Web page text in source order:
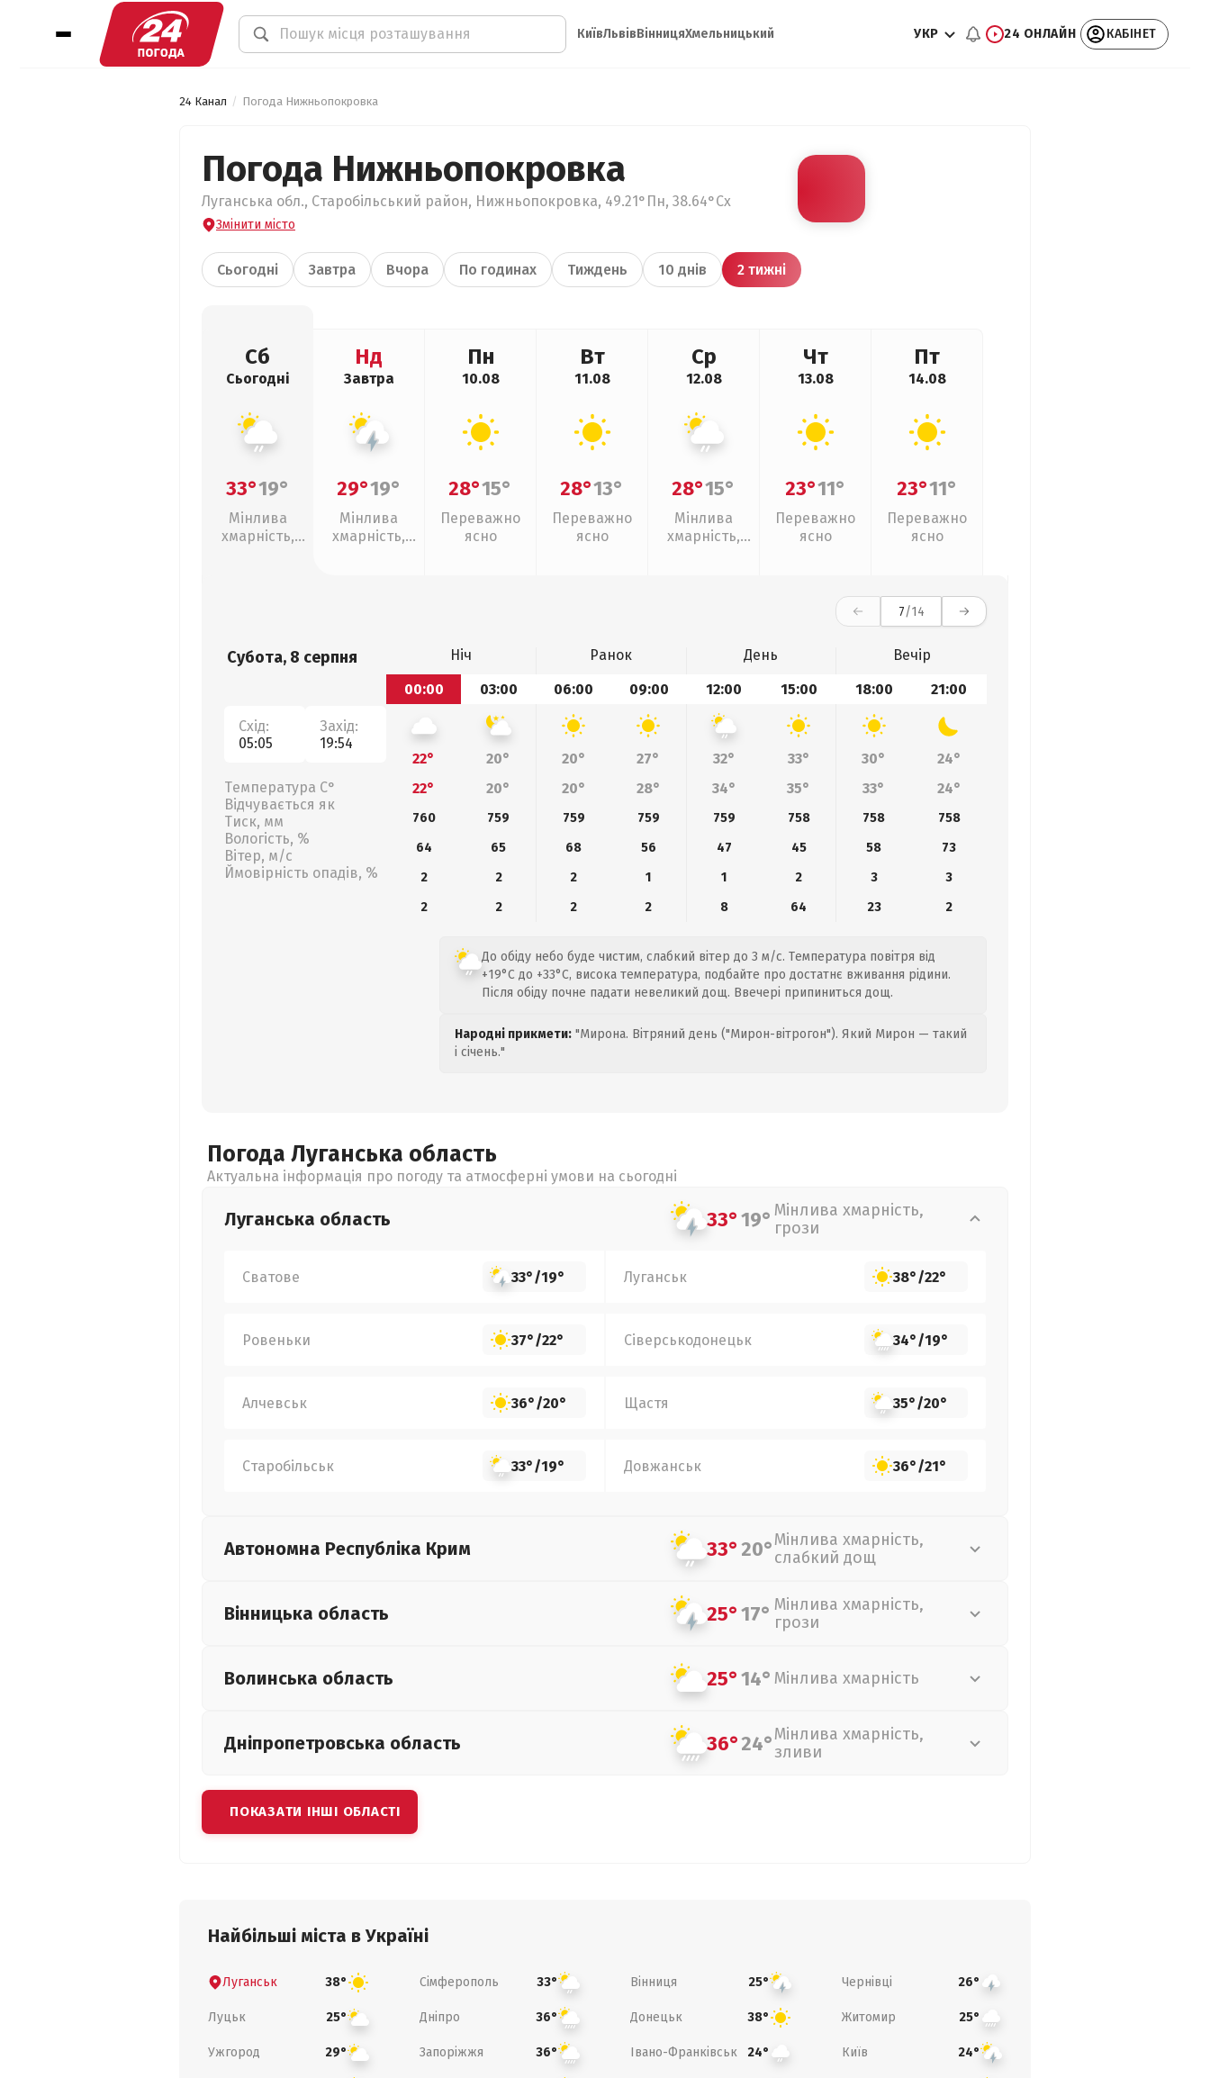
КиївЛьвівВінницяХмельницький УКР 24 ОНЛАЙН КАБІНЕТ
24 Канал Погода Нижньопокровка
Погода Нижньопокровка
Луганська обл., Старобільський район, Нижньопокровка, 49.21°Пн, 38.64°Сх
Змінити місто
Сьогодні Завтра Вчора По годинах Тиждень 10 днів 2 тижні
Сб
Сьогодні
33°19°
Мінлива
хмарність,
Нд
Завтра
29°19°
Мінлива
хмарність,
Пн
10.08
28°15°
Переважно
ясно
Вт
11.08
28°13°
Переважно
ясно
Ср
12.08
28°15°
Мінлива
хмарність,
Чт
13.08
23°11°
Переважно
ясно
Пт
14.08
23°11°
Переважно
ясно
7/14
Субота, 8 серпня
Схід:
05:05
Захід:
19:54
Температура С°
Відчувається як
Тиск, мм
Вологість, %
Вітер, м/с
Ймовірність опадів, %
Ніч Ранок День
Вечір
00:00
03:00 06:00 09:00 12:00 15:00 18:00 21:00
22° 20° 20° 27° 32° 33° 30°
24°
22°
20° 20° 28° 34° 35° 33° 24°
760 759 759 759 759 758 758
758
64
65 68 56 47 45 58
73
2
2 2 1 1 2 3
3
2
2 2 2 8 64 23 2
До обіду небо буде чистим, слабкий вітер до 3 м/с. Температура повітря від
+19°C до +33°C, висока температура, подбайте про достатнє вживання рідини.
Після обіду почне падати невеликий дощ. Ввечері припиниться дощ.
Народні прикмети: "Мирона. Вітряний день ("Мирон-вітрогон"). Який Мирон — такий
і січень."
Погода Луганська область
Актуальна інформація про погоду та атмосферні умови на сьогодні
Луганська область 33°19° Мінлива хмарність,
грози
Сватове 33°/19° Луганськ 38°/22°
Ровеньки 37°/22° Сіверськодонецьк 34°/19°
Алчевськ 36°/20° Щастя 35°/20°
Старобільськ 33°/19° Довжанськ 36°/21°
Автономна Республіка Крим 33°20°Мінлива хмарність,
слабкий дощ
Вінницька область 25°17° Мінлива хмарність,
грози
Волинська область 25°14° Мінлива хмарність
Дніпропетровська область 36°24°Мінлива хмарність,
зливи
ПОКАЗАТИ ІНШІ ОБЛАСТІ
Найбільші міста в Україні
Луганськ 38° Сімферополь 33° Вінниця 25° Чернівці 26°
Луцьк 25° Дніпро 36° Донецьк 38° Житомир 25°
Ужгород 29° Запоріжжя 36° Івано-Франківськ 24° Київ 24°